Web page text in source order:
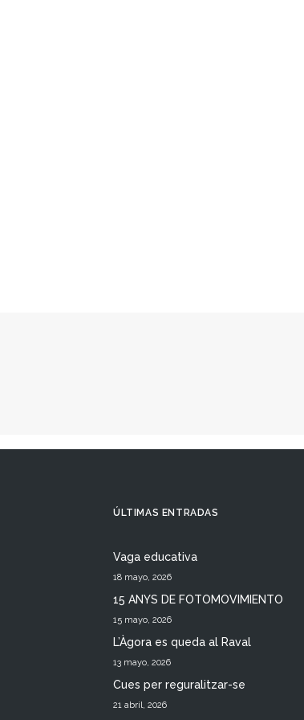
ÚLTIMAS ENTRADAS
Vaga educativa
18 mayo, 2026
15 ANYS DE FOTOMOVIMIENTO
15 mayo, 2026
L’Àgora es queda al Raval
13 mayo, 2026
Cues per reguralitzar-se
21 abril, 2026